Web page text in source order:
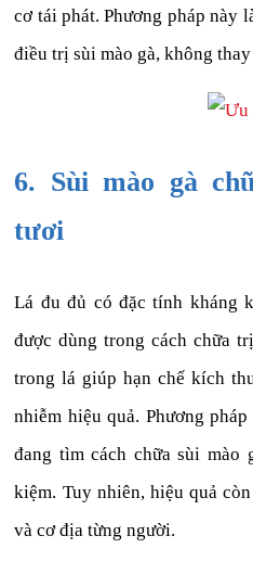
cơ tái phát. Phương pháp này
điều trị sùi mào gà, không
6. Sùi mào gà
tươi
Lá đu đủ có đặc tính kháng
được dùng trong cách chữa
trong lá giúp hạn chế kích
nhiễm hiệu quả. Phương
đang tìm cách chữa sùi mào
kiệm. Tuy nhiên, hiệu quả
và cơ địa từng người.